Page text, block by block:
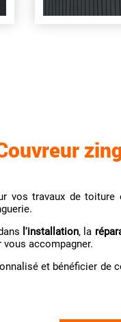
vos travaux de
l'installation, la
accompagner.
et bénéficier